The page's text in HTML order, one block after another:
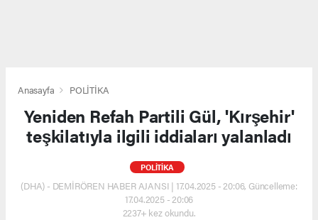
Anasayfa POLİTİKA
Yeniden Refah Partili Gül, 'Kırşehir'
teşkilatıyla ilgili iddiaları yalanladı
POLİTİKA
(DHA) - DEMİRÖREN HABER AJANSI | 17.04.2025 - 20:06, Güncelleme:
17.04.2025 - 20:06
2237+ kez okundu.